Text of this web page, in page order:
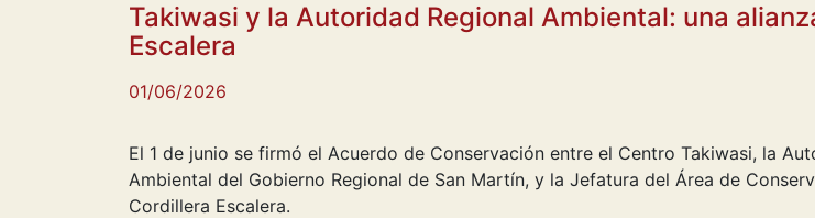
Takiwasi y la Autoridad Regional Ambiental: una
Escalera
01/06/2026
El 1 de junio se firmó el Acuerdo de Conservación entre el Centro Takiwasi, la
Ambiental del Gobierno Regional de San Martín, y la Jefatura del Área de
Cordillera Escalera.